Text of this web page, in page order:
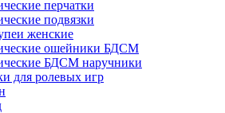
перчатки
подвязки
женские
ошейники БДСМ
БДСМ наручники
для ролевых игр